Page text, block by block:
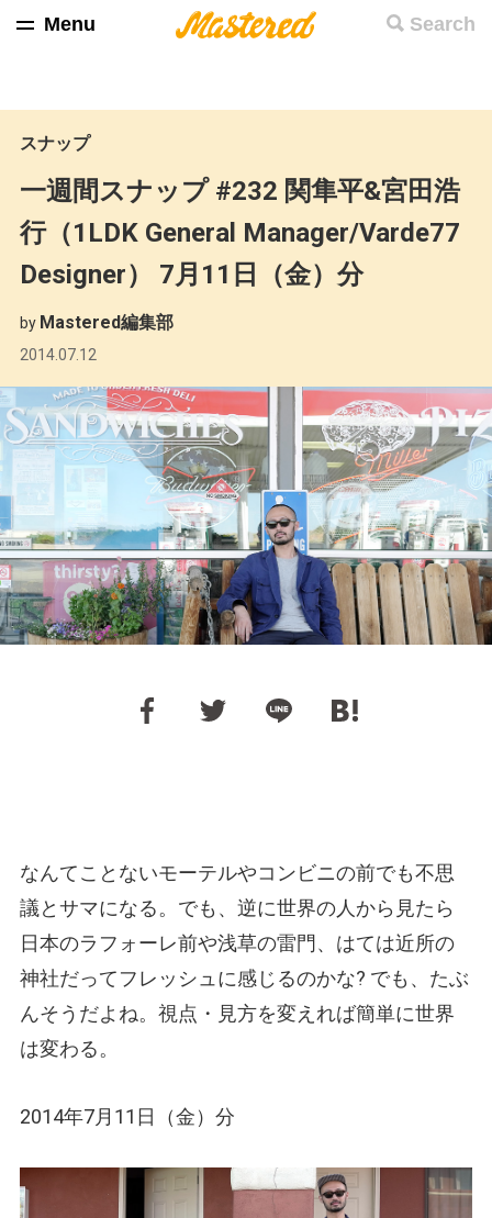
Search
Menu
スナップ
一週間スナップ #232 関隼平&宮田浩
行（1LDK General Manager/Varde77
Designer） 7月11日（金）分
by Mastered編集部
2014.07.12
なんてことないモーテルやコンビニの前でも不思
議とサマになる。でも、逆に世界の人から見たら
日本のラフォーレ前や浅草の雷門、はては近所の
神社だってフレッシュに感じるのかな? でも、たぶ
んそうだよね。視点・見方を変えれば簡単に世界
は変わる。
2014年7月11日（金）分